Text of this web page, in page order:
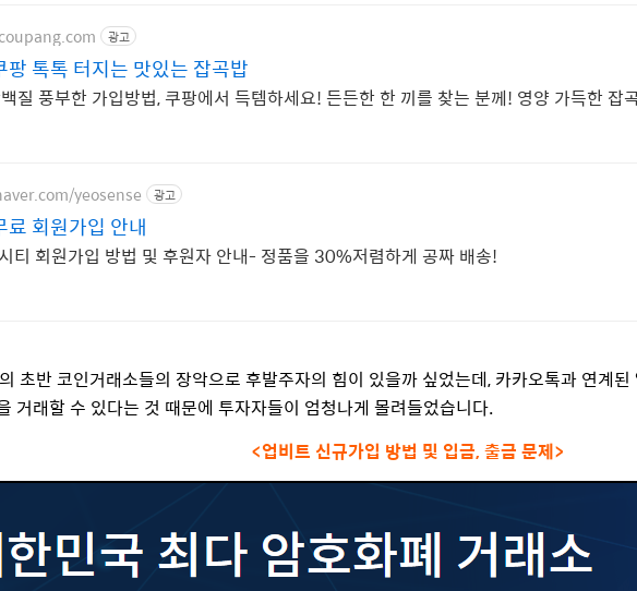
광고
팡 톡톡 터지는 맛있는 잡곡밥
질 풍부한 가입방법, 쿠팡에서 득템하세요! 든든한 한 끼를 찾는 분께! 영양 가득한 잡
yeosense 광고
료 회원가입 안내
티 회원가입 방법 및 후원자 안내- 정품을 30%저렴하게 공짜 배송!
초반 코인거래소들의 장악으로 후발주자의 힘이 있을까 싶었는데, 카카오톡과 연계된
거래할 수 있다는 것 때문에 투자자들이 엄청나게 몰려들었습니다.
<업비트 신규가입 방법 및 입금, 출금 문제>